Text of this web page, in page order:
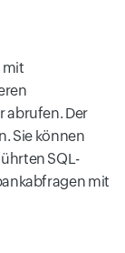
mit
abrufen. Der
Sie können
SQL-
mit